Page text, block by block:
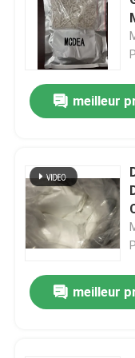
Produits
Matériaux
Matières
Matières
Matières
meilleur
meilleur